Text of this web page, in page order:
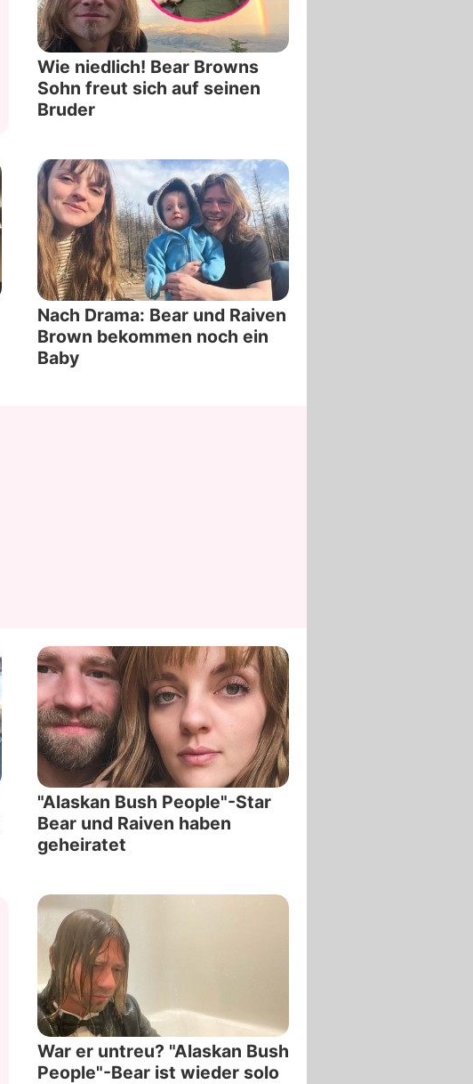
Wie niedlich! Bear Browns
Sohn freut sich auf seinen
Bruder
Nach Drama: Bear und Raiven
Brown bekommen noch ein
Baby
"Alaskan Bush People"-Star
Bear und Raiven haben
geheiratet
War er untreu? "Alaskan Bush
People"-Bear ist wieder solo